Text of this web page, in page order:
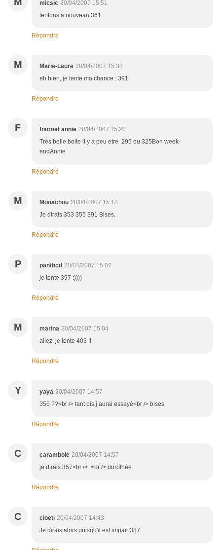
micsic 20/04/2007 15:51
tentons à nouveau:361
Répondre
M Marie-Laure 20/04/2007 15:33
eh bien, je tente ma chance : 391
Répondre
F fournet annie 20/04/2007 15:20
Très belle boite il y a peu etre 295 ou 325Bon week-
endAnnie
Répondre
M Monachou 20/04/2007 15:13
Je dirais 353 355 391 Bises.
Répondre
P panthcd 20/04/2007 15:07
je tente 397 :))))
Répondre
M marina 20/04/2007 15:04
allez, je tente 403 !!
Répondre
Y yaya 20/04/2007 14:57
355 ??<br /> tant pis j aurai essayé<br /> bises
Répondre
C carambole 20/04/2007 14:57
je dirais 357<br /> <br /> dorothée
Répondre
C cloeti 20/04/2007 14:43
Je dirais alors puisqu'il est impair 387